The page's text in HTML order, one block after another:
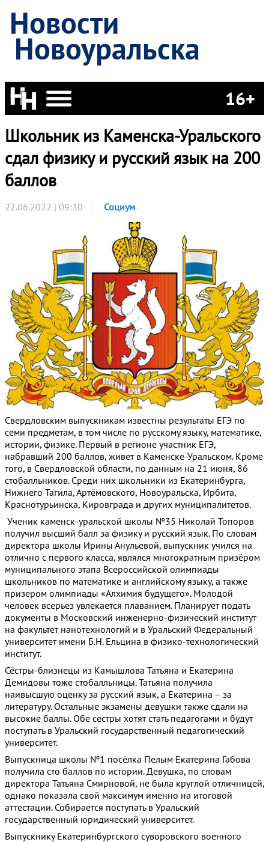
Новости
Новоуральска
16+
Школьник из Каменска-Уральского
сдал физику и русский язык на 200
баллов
22.06.2022 | 09:30 Социум
Свердловским выпускникам известны результаты ЕГЭ по
семи предметам, в том числе по русскому языку, математике,
истории, физике. Первый в регионе участник ЕГЭ,
набравший 200 баллов, живет в Каменске-Уральском. Кроме
того, в Свердловской области, по данным на 21 июня, 86
стобалльников. Среди них школьники из Екатеринбурга,
Нижнего Тагила, Артёмовского, Новоуральска, Ирбита,
Краснотурьинска, Кировграда и других муниципалитетов.
Ученик каменск-уральской школы №35 Николай Топоров
получил высший балл за физику и русский язык. По словам
директора школы Ирины Анульевой, выпускник учился на
отлично с первого класса, являлся многократным призёром
муниципального этапа Всероссийской олимпиады
школьников по математике и английскому языку, а также
призером олимпиады «Алхимия будущего». Молодой
человек всерьез увлекается плаванием. Планирует подать
документы в Московский инженерно-физический институт
на факультет нанотехнологий и в Уральский Федеральный
университет имени Б.Н. Ельцина в физико-технологический
институт.
Сёстры-близнецы из Камышлова Татьяна и Екатерина
Демидовы тоже стобалльницы. Татьяна получила
наивысшую оценку за русский язык, а Екатерина – за
литературу. Остальные экзамены девушки также сдали на
высокие баллы. Обе сестры хотят стать педагогами и будут
поступать в Уральский государственный педагогический
университет.
Выпускница школы №1 посёлка Пелым Екатерина Габова
получила сто баллов по истории. Девушка, по словам
директора Татьяна Смирновой, не была круглой отличницей,
однако показала свой максимум именно на итоговой
аттестации. Собирается поступать в Уральский
государственный юридический университет.
Выпускнику Екатеринбургского суворовского военного